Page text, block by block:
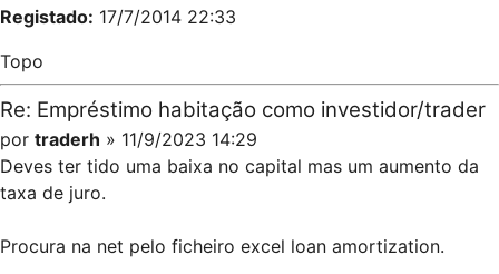
Registado: 17/7/2014 22:33
Topo
Re: Empréstimo habitação como investidor/trader
por traderh » 11/9/2023 14:29
Deves ter tido uma baixa no capital mas um aumento da
taxa de juro.
Procura na net pelo ficheiro excel loan amortization.